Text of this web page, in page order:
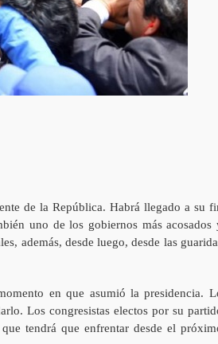
de la República. Habrá llegado a su
uno de los gobiernos más acosados
además, desde luego, desde las
en que asumió la presidencia.
Los congresistas electos por su
tendrá que enfrentar desde el